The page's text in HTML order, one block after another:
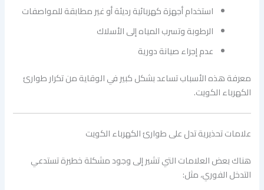
استخدام أجهزة كهربائية رديئة أو غير مطابقة للمواصفات
الرطوبة وتسرب المياه إلى الأسلاك
عدم إجراء صيانة دورية
معرفة هذه الأسباب تساعد بشكل كبير في الوقاية من تكرار طوارئ
الكهرباء الكويت.
علامات تحذيرية تدل على طوارئ الكهرباء الكويت
هناك بعض العلامات التي تشير إلى وجود مشكلة خطيرة تستدعي
التدخل الفوري، مثل: